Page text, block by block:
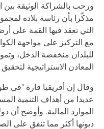
ورحب بالشراكة الوثيقة بين
مذكّرا بأن رئاسة بلاده
التي تعقد فيها القمة على
مع التركيز على مواجهة
للبلدان منخفضة الدخل،
المعادن الاستراتيجية
وقال إن أفريقيا قارة "في
عديدا من أهداف التنمية
الموارد المالية. وأوضح أن
ديونها أكثر مما تنفق على